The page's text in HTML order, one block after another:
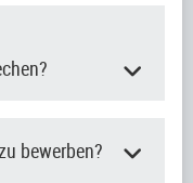
bewerben?